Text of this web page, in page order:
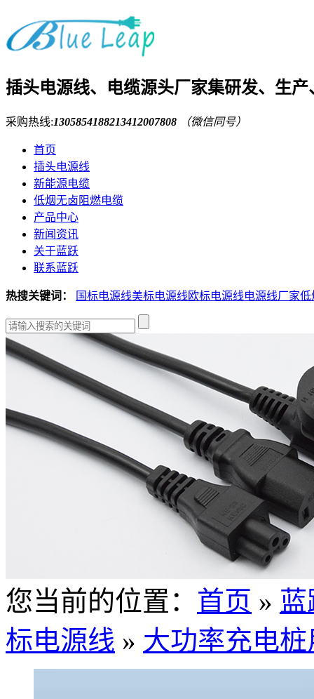
插头电源线、电缆源头厂家集研发、生产
采购热线:1305854188213412007808 （微信同号）
首页
插头电源线
新能源电缆
低烟无卤阻燃电缆
产品中心
新闻资讯
关于蓝跃
联系蓝跃
热搜关键词： 国标电源线美标电源线欧标电源线电源线厂家低
您当前的位置： 首页 »
标电源线 » 大功率充电桩